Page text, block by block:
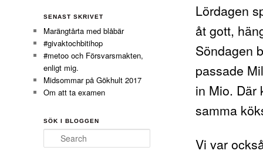
Lördagen
åt gott,
Söndagen
passade
in Mio. Där
samma
Vi var
SENAST SKRIVET
Marängtårta med blåbär
#givaktochbitihop
#metoo och Försvarsmakten,
enligt mig.
Midsommar på Gökhult 2017
Om att ta examen
SÖK I BLOGGEN
Search